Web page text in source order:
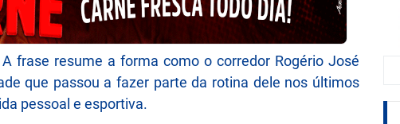
frase resume a forma como o corredor Rogério José
que passou a fazer parte da rotina dele nos últimos
pessoal e esportiva.